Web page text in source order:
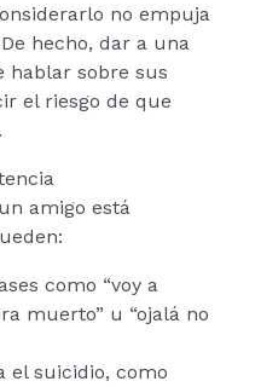
no empuja
hecho, dar a una
hablar sobre sus
el riesgo de que
amigo está
como “voy a
muerto” u “ojalá no
el suicidio, como